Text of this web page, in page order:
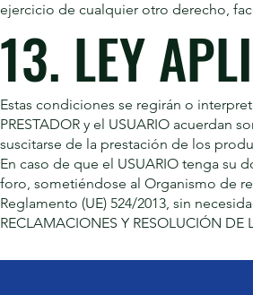
ejercicio de cualquier otro derecho,
13. LEY
Estas condiciones se regirán o
PRESTADOR y el USUARIO
suscitarse de la prestación de los
En caso de que el USUARIO tenga su
foro, sometiéndose al Organismo de
Reglamento (UE) 524/2013, sin
RECLAMACIONES Y RESOLUCIÓN